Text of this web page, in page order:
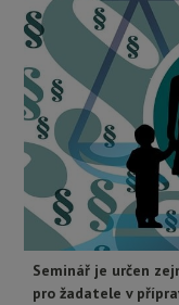
Seminář je určen
pro žadatele v